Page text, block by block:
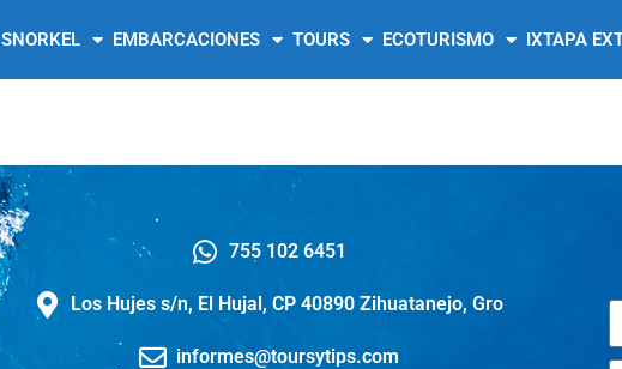
SNORKEL EMBARCACIONES TOURS ECOTURISMO IXTAPA
755 102 6451
Los Hujes s/n, El Hujal, CP 40890 Zihuatanejo, Gro
informes@toursytips.com